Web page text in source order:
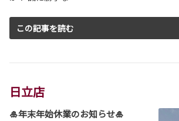
この記事を読む
日立店
🎍年末年始休業のお知らせ🎍